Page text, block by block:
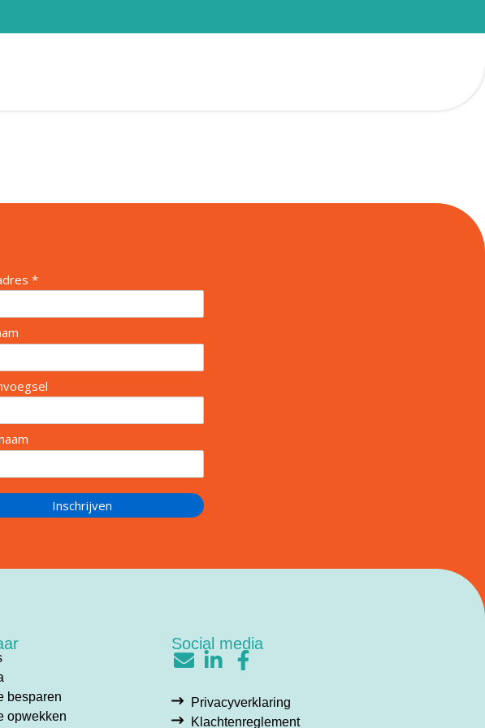
*
Inschrijven
besparen
opwekken
Social media
Privacyverklaring
Klachtenreglement